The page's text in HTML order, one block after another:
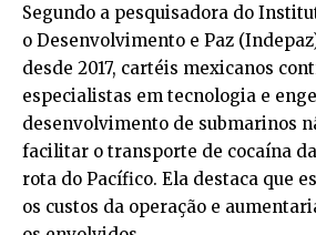
Segundo a pesquisadora do
o Desenvolvimento e Paz
desde 2017, cartéis mexicanos
especialistas em tecnologia e
desenvolvimento de submarinos
facilitar o transporte de cocaína
rota do Pacífico. Ela destaca que
os custos da operação e